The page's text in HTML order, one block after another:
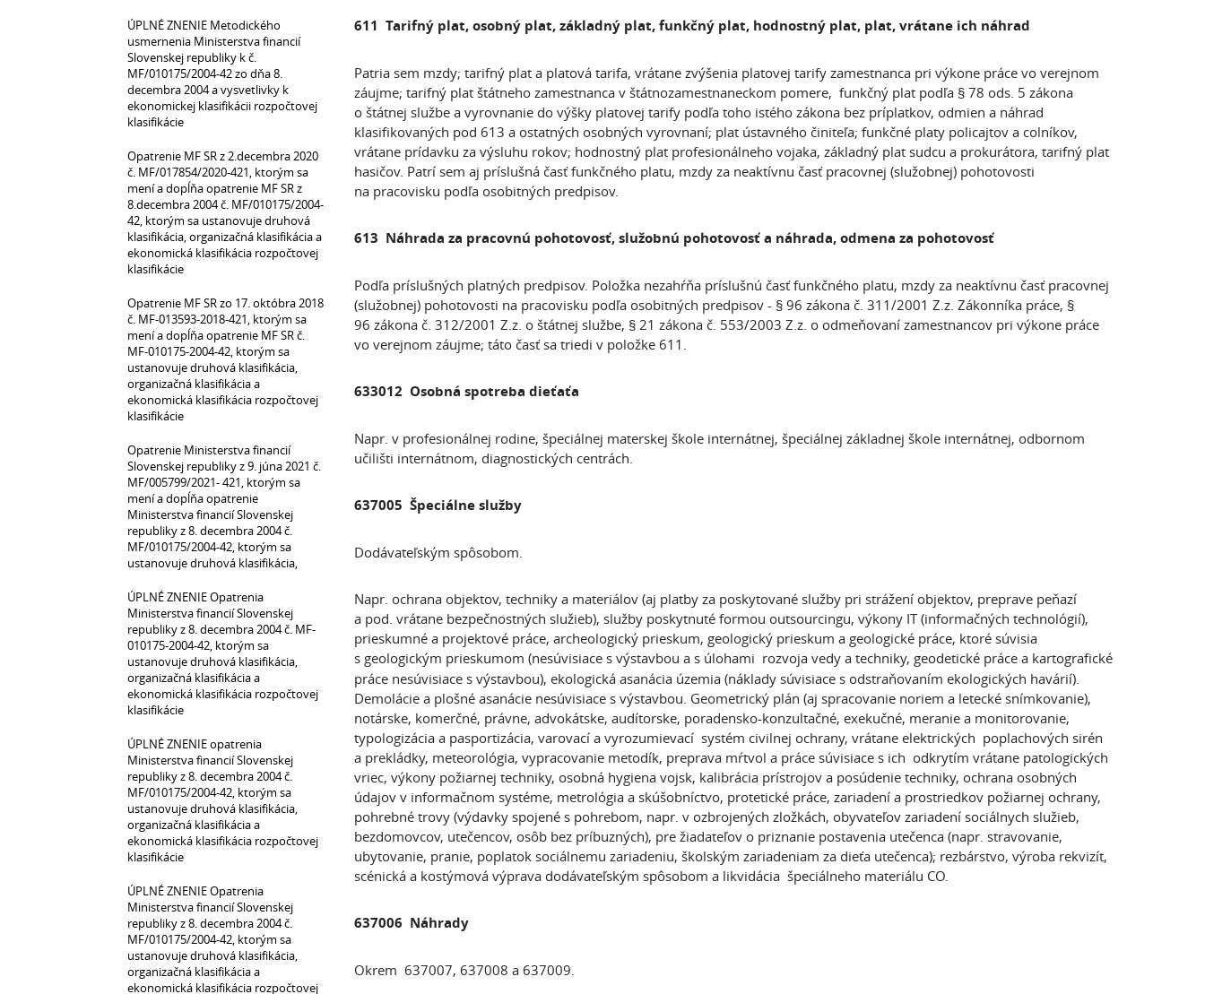
611 Tarifný plat, osobný plat, základný plat, funkčný plat, hodnostný plat, plat, vrátane ich náhrad
Patria sem mzdy; tarifný plat a platová tarifa, vrátane zvýšenia platovej tarify zamestnanca pri výkone práce vo verejnom
záujme; tarifný plat štátneho zamestnanca v štátnozamestnaneckom pomere, funkčný plat podľa § 78 ods. 5 zákona
o štátnej službe a vyrovnanie do výšky platovej tarify podľa toho istého zákona bez príplatkov, odmien a náhrad
klasifikovaných pod 613 a ostatných osobných vyrovnaní; plat ústavného činiteľa; funkčné platy policajtov a colníkov,
vrátane prídavku za výsluhu rokov; hodnostný plat profesionálneho vojaka, základný plat sudcu a prokurátora, tarifný plat
hasičov. Patrí sem aj príslušná časť funkčného platu, mzdy za neaktívnu časť pracovnej (služobnej) pohotovosti
na pracovisku podľa osobitných predpisov.
613 Náhrada za pracovnú pohotovosť, služobnú pohotovosť a náhrada, odmena za pohotovosť
Podľa príslušných platných predpisov. Položka nezahŕňa príslušnú časť funkčného platu, mzdy za neaktívnu časť pracovnej
(služobnej) pohotovosti na pracovisku podľa osobitných predpisov - § 96 zákona č. 311/2001 Z.z. Zákonníka práce, §
96 zákona č. 312/2001 Z.z. o štátnej službe, § 21 zákona č. 553/2003 Z.z. o odmeňovaní zamestnancov pri výkone práce
vo verejnom záujme; táto časť sa triedi v položke 611.
633012 Osobná spotreba dieťaťa
Napr. v profesionálnej rodine, špeciálnej materskej škole internátnej, špeciálnej základnej škole internátnej, odbornom
učilišti internátnom, diagnostických centrách.
637005 Špeciálne služby
Dodávateľským spôsobom.
Napr. ochrana objektov, techniky a materiálov (aj platby za poskytované služby pri strážení objektov, preprave peňazí
a pod. vrátane bezpečnostných služieb), služby poskytnuté formou outsourcingu, výkony IT (informačných technológií),
prieskumné a projektové práce, archeologický prieskum, geologický prieskum a geologické práce, ktoré súvisia
s geologickým prieskumom (nesúvisiace s výstavbou a s úlohami rozvoja vedy a techniky, geodetické práce a kartografické
práce nesúvisiace s výstavbou), ekologická asanácia územia (náklady súvisiace s odstraňovaním ekologických havárií).
Demolácie a plošné asanácie nesúvisiace s výstavbou. Geometrický plán (aj spracovanie noriem a letecké snímkovanie),
notárske, komerčné, právne, advokátske, audítorske, poradensko-konzultačné, exekučné, meranie a monitorovanie,
typologizácia a pasportizácia, varovací a vyrozumievací systém civilnej ochrany, vrátane elektrických poplachových sirén
a prekládky, meteorológia, vypracovanie metodík, preprava mŕtvol a práce súvisiace s ich odkrytím vrátane patologických
vriec, výkony požiarnej techniky, osobná hygiena vojsk, kalibrácia prístrojov a posúdenie techniky, ochrana osobných
údajov v informačnom systéme, metrológia a skúšobníctvo, protetické práce, zariadení a prostriedkov požiarnej ochrany,
pohrebné trovy (výdavky spojené s pohrebom, napr. v ozbrojených zložkách, obyvateľov zariadení sociálnych služieb,
bezdomovcov, utečencov, osôb bez príbuzných), pre žiadateľov o priznanie postavenia utečenca (napr. stravovanie,
ubytovanie, pranie, poplatok sociálnemu zariadeniu, školským zariadeniam za dieťa utečenca); rezbárstvo, výroba rekvizít,
scénická a kostýmová výprava dodávateľským spôsobom a likvidácia špeciálneho materiálu CO.
637006 Náhrady
Okrem 637007, 637008 a 637009.
ÚPLNÉ ZNENIE Metodického
usmernenia Ministerstva financií
Slovenskej republiky k č.
MF/010175/2004-42 zo dňa 8.
decembra 2004 a vysvetlivky k
ekonomickej klasifikácii rozpočtovej
klasifikácie
Opatrenie MF SR z 2.decembra 2020
č. MF/017854/2020-421, ktorým sa
mení a dopĺňa opatrenie MF SR z
8.decembra 2004 č. MF/010175/2004-
42, ktorým sa ustanovuje druhová
klasifikácia, organizačná klasifikácia a
ekonomická klasifikácia rozpočtovej
klasifikácie
Opatrenie MF SR zo 17. októbra 2018
č. MF-013593-2018-421, ktorým sa
mení a dopĺňa opatrenie MF SR č.
MF-010175-2004-42, ktorým sa
ustanovuje druhová klasifikácia,
organizačná klasifikácia a
ekonomická klasifikácia rozpočtovej
klasifikácie
Opatrenie Ministerstva financií
Slovenskej republiky z 9. júna 2021 č.
MF/005799/2021- 421, ktorým sa
mení a dopĺňa opatrenie
Ministerstva financií Slovenskej
republiky z 8. decembra 2004 č.
MF/010175/2004-42, ktorým sa
ustanovuje druhová klasifikácia,
ÚPLNÉ ZNENIE Opatrenia
Ministerstva financií Slovenskej
republiky z 8. decembra 2004 č. MF-
010175-2004-42, ktorým sa
ustanovuje druhová klasifikácia,
organizačná klasifikácia a
ekonomická klasifikácia rozpočtovej
klasifikácie
ÚPLNÉ ZNENIE opatrenia
Ministerstva financií Slovenskej
republiky z 8. decembra 2004 č.
MF/010175/2004-42, ktorým sa
ustanovuje druhová klasifikácia,
organizačná klasifikácia a
ekonomická klasifikácia rozpočtovej
klasifikácie
ÚPLNÉ ZNENIE Opatrenia
Ministerstva financií Slovenskej
republiky z 8. decembra 2004 č.
MF/010175/2004-42, ktorým sa
ustanovuje druhová klasifikácia,
organizačná klasifikácia a
ekonomická klasifikácia rozpočtovej